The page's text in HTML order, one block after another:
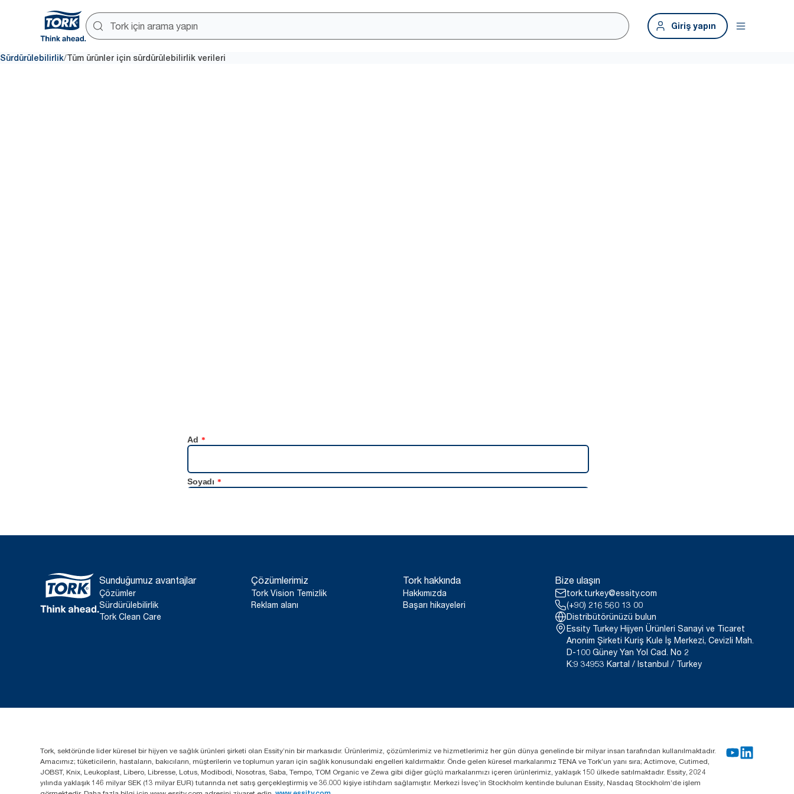
Giriş yapın
Sürdürülebilirlik/Tüm ürünler için sürdürülebilirlik verileri
Sunduğumuz avantajlar
Çözümler
Sürdürülebilirlik
Tork Clean Care
Çözümlerimiz
Tork Vision Temizlik
Reklam alanı
Tork hakkında
Hakkımızda
Başarı hikayeleri
Bize ulaşın
tork.turkey@essity.com
(+90) 216 560 13 00
Distribütörünüzü bulun
Essity Turkey Hijyen Ürünleri Sanayi ve Ticaret
Anonim Şirketi Kuriş Kule İş Merkezi, Cevizli Mah.
D-100 Güney Yan Yol Cad. No 2
K:9 34953 Kartal / Istanbul / Turkey
Tork, sektöründe lider küresel bir hijyen ve sağlık ürünleri şirketi olan Essity’nin bir markasıdır. Ürünlerimiz, çözümlerimiz ve hizmetlerimiz her gün dünya genelinde bir milyar insan tarafından kullanılmaktadır.
Amacımız; tüketicilerin, hastaların, bakıcıların, müşterilerin ve toplumun yararı için sağlık konusundaki engelleri kaldırmaktır. Önde gelen küresel markalarımız TENA ve Tork’un yanı sıra; Actimove, Cutimed,
JOBST, Knix, Leukoplast, Libero, Libresse, Lotus, Modibodi, Nosotras, Saba, Tempo, TOM Organic ve Zewa gibi diğer güçlü markalarımızı içeren ürünlerimiz, yaklaşık 150 ülkede satılmaktadır. Essity, 2024
yılında yaklaşık 146 milyar SEK (13 milyar EUR) tutarında net satış gerçekleştirmiş ve 36.000 kişiye istihdam sağlamıştır. Merkezi İsveç’in Stockholm kentinde bulunan Essity, Nasdaq Stockholm’de işlem